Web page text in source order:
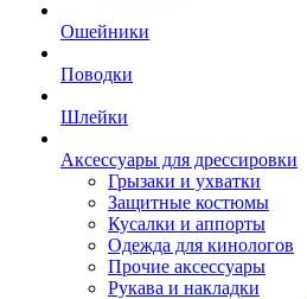
Ошейники
Поводки
Шлейки
Аксессуары для дрессировки
Грызаки и ухватки
Защитные костюмы
Кусалки и аппорты
Одежда для кинологов
Прочие аксессуары
Рукава и накладки